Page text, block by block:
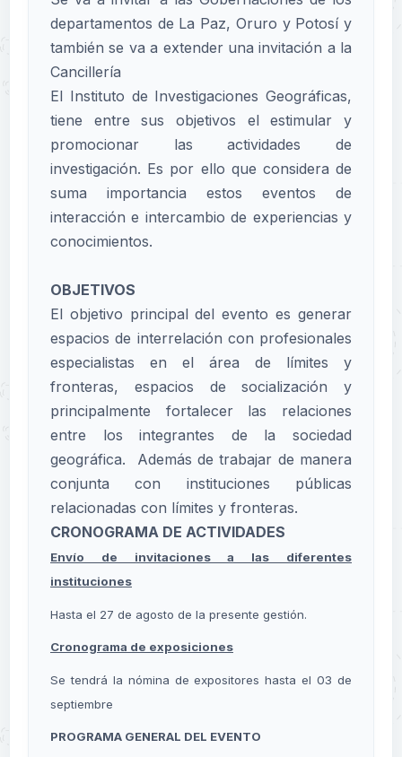
departamentos de La Paz, Oruro y Potosí y
también se va a extender una invitación a la
Cancillería
El Instituto de Investigaciones Geográficas,
tiene entre sus objetivos el estimular y
promocionar las actividades de
investigación. Es por ello que considera de
suma importancia estos eventos de
interacción e intercambio de experiencias y
conocimientos.
OBJETIVOS
El objetivo principal del evento es generar
espacios de interrelación con profesionales
especialistas en el área de límites y
fronteras, espacios de socialización y
principalmente fortalecer las relaciones
entre los integrantes de la sociedad
geográfica. Además de trabajar de manera
conjunta con instituciones públicas
relacionadas con límites y fronteras.
CRONOGRAMA DE ACTIVIDADES
Envío de invitaciones a las diferentes
instituciones
Hasta el 27 de agosto de la presente gestión.
Cronograma de exposiciones
Se tendrá la nómina de expositores hasta el 03 de
septiembre
PROGRAMA GENERAL DEL EVENTO